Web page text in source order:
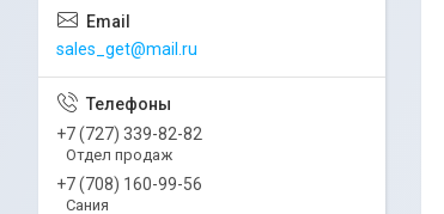
sales_get@mail.ru
+7 (727) 339-82-82
Отдел продаж
+7 (708) 160-99-56
Сания